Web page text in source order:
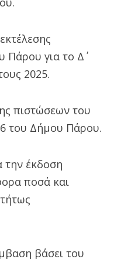
για το Δ΄
2025.
πιστώσεων του
του Δήμου Πάρου.
έκδοση
ποσά και
βάσει του